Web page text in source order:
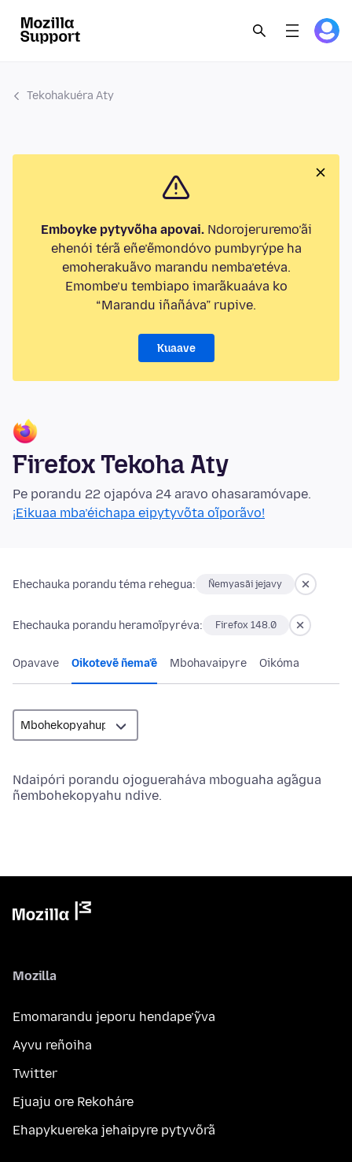
Tekohakuéra Aty
Emboyke pytyvõha apovai.Ndorojeruremo’ãi
ehenói térã eñe’ẽmondóvo pumbyrýpe ha
emoherakuãvo marandu nemba’etéva.
Emombe’u tembiapo imarãkuaáva ko
“Marandu iñañáva” rupive.
Kuaave
Firefox Tekoha Aty
Pe porandu 22 ojapóva 24 aravo ohasaramóvape.
¡Eikuaa mba’éichapa eipytyvõta oĩporãvo!
Ehechauka porandu téma rehegua: Ñemyasãi jejavy
Ehechauka porandu heramoĩpyréva: Firefox 148.0
Opavave Oikotevẽ ñema’ẽ Mbohavaipyre Oikóma
Ndaipóri porandu ojogueraháva mboguaha ag̃agua
ñembohekopyahu ndive.
Mozilla
Emomarandu jeporu hendape’ỹva
Ayvu reñoiha
Twitter
Ejuaju ore Rekoháre
Ehapykuereka jehaipyre pytyvõrã